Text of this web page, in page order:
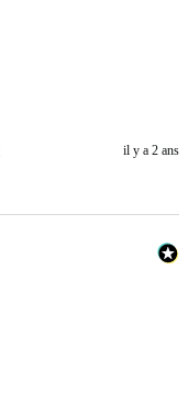
il y a 2 ans